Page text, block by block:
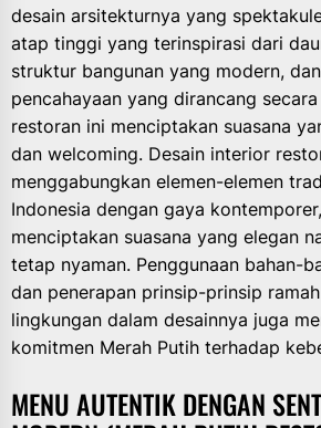
desain arsitekturnya yang
atap tinggi yang terinspirasi dari
struktur bangunan yang modern, dan
pencahayaan yang dirancang
restoran ini menciptakan suasana
dan welcoming. Desain interior
menggabungkan elemen-elemen
Indonesia dengan gaya kontemporer,
menciptakan suasana yang elegan
tetap nyaman. Penggunaan bahan-
dan penerapan prinsip-prinsip ramah
lingkungan dalam desainnya juga
komitmen Merah Putih terhadap
MENU AUTENTIK DENGAN